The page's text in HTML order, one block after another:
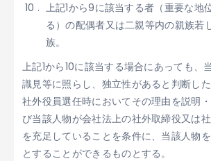
上記1から9に該当する者（重要な地
る）の配偶者又は二親等内の親族若
族。
上記1から10に該当する場合にあっても、
識見等に照らし、独立性があると判断した
社外役員選任時においてその理由を説明
び当該人物が会社法上の社外取締役又は
を充足していることを条件に、当該人物
とすることができるものとする。